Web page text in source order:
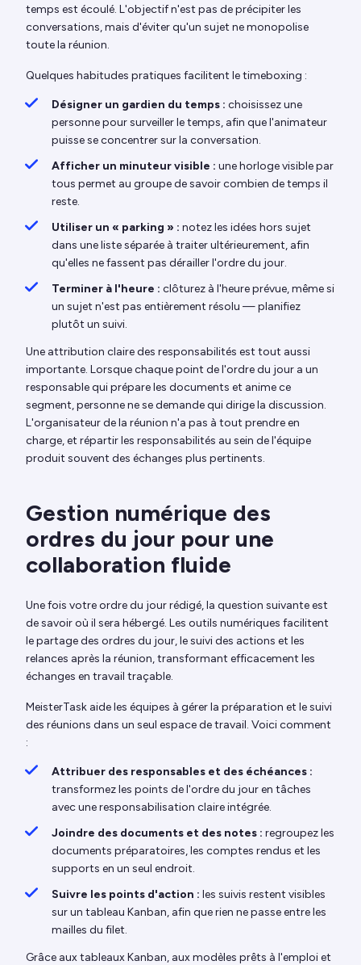
temps est écoulé. L'objectif n'est pas de précipiter les
conversations, mais d'éviter qu'un sujet ne monopolise
toute la réunion.
Quelques habitudes pratiques facilitent le timeboxing :
Désigner un gardien du temps : choisissez une
personne pour surveiller le temps, afin que l'animateur
puisse se concentrer sur la conversation.
Afficher un minuteur visible : une horloge visible par
tous permet au groupe de savoir combien de temps il
reste.
Utiliser un « parking » : notez les idées hors sujet
dans une liste séparée à traiter ultérieurement, afin
qu'elles ne fassent pas dérailler l'ordre du jour.
Terminer à l'heure : clôturez à l'heure prévue, même si
un sujet n'est pas entièrement résolu — planifiez
plutôt un suivi.
Une attribution claire des responsabilités est tout aussi
importante. Lorsque chaque point de l'ordre du jour a un
responsable qui prépare les documents et anime ce
segment, personne ne se demande qui dirige la discussion.
L'organisateur de la réunion n'a pas à tout prendre en
charge, et répartir les responsabilités au sein de l'équipe
produit souvent des échanges plus pertinents.
Gestion numérique des
ordres du jour pour une
collaboration fluide
Une fois votre ordre du jour rédigé, la question suivante est
de savoir où il sera hébergé. Les outils numériques facilitent
le partage des ordres du jour, le suivi des actions et les
relances après la réunion, transformant efficacement les
échanges en travail traçable.
MeisterTask aide les équipes à gérer la préparation et le suivi
des réunions dans un seul espace de travail. Voici comment
:
Attribuer des responsables et des échéances :
transformez les points de l'ordre du jour en tâches
avec une responsabilisation claire intégrée.
Joindre des documents et des notes : regroupez les
documents préparatoires, les comptes rendus et les
supports en un seul endroit.
Suivre les points d'action : les suivis restent visibles
sur un tableau Kanban, afin que rien ne passe entre les
mailles du filet.
Grâce aux tableaux Kanban, aux modèles prêts à l'emploi et